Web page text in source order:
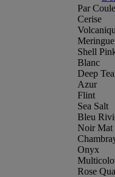
Par
Cerise
Meringue
Shell
Blanc
Deep
Azur
Flint
Sea Salt
Bleu
Noir Mat
Onyx
Rose